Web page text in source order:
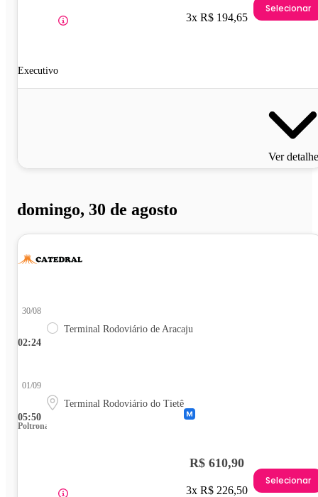
Executivo
3x R$ 194,65
Selecionar
Ver
domingo, 30 de agosto
02:24
30/08
Terminal Rodoviário de Aracaju
05:50
01/09
Terminal Rodoviário do Tietê
Poltrona
R$ 610,90
3x R$ 226,50
Selecionar